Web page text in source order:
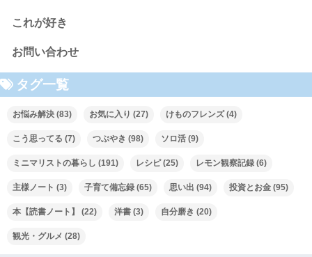
これが好き
お問い合わせ
タグ一覧
お悩み解決 (83) お気に入り (27) けものフレンズ(4)
こう思ってる (7) つぶやき (98) ソロ活 (9)
ミニマリストの暮らし (191) レシピ(25) レモン観察記録 (6)
主様ノート (3) 子育て備忘録 (65) 思い出 (94) 投資とお金 (95)
本【読書ノート】 (22) 洋書 (3) 自分磨き (20)
観光・グルメ (28)